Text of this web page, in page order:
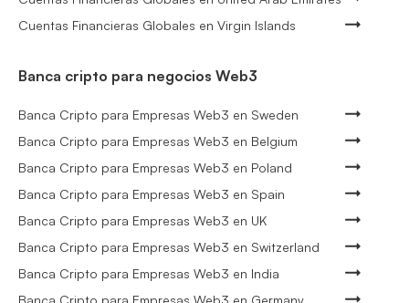
Cuentas Financieras Globales en Virgin Islands
Banca cripto para negocios Web3
Banca Cripto para Empresas Web3 en Sweden
Banca Cripto para Empresas Web3 en Belgium
Banca Cripto para Empresas Web3 en Poland
Banca Cripto para Empresas Web3 en Spain
Banca Cripto para Empresas Web3 en UK
Banca Cripto para Empresas Web3 en Switzerland
Banca Cripto para Empresas Web3 en India
Banca Cripto para Empresas Web3 en Germany